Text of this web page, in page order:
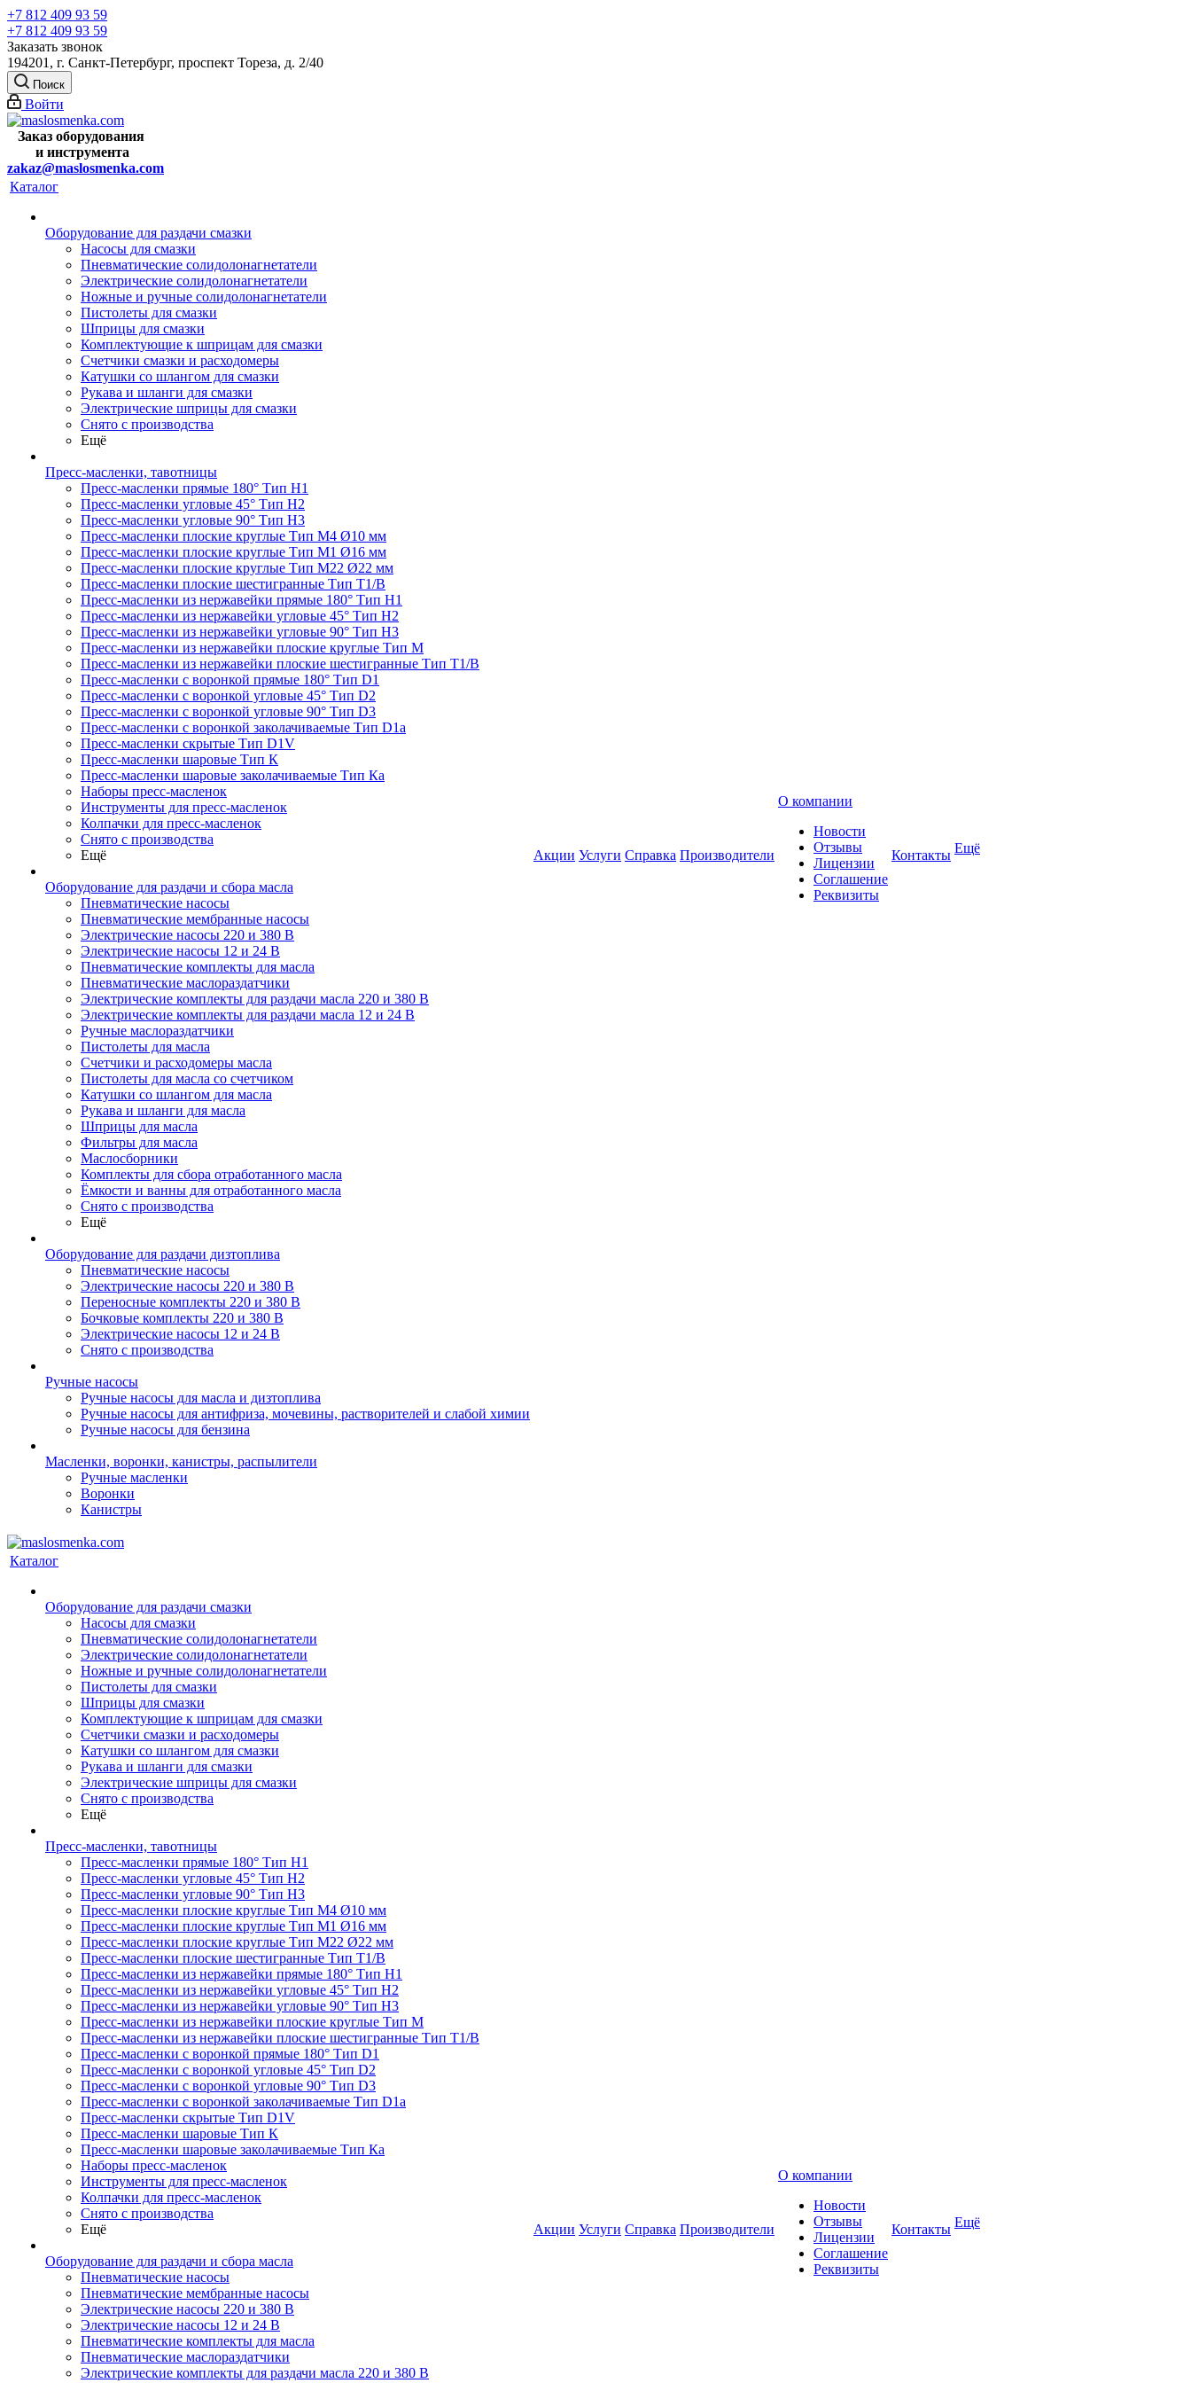
+7 812 409 93 59
+7 812 409 93 59
Заказать звонок
194201, г. Санкт-Петербург, проспект Тореза, д. 2/40
Поиск
Войти
Заказ оборудования
и инструмента
zakaz@maslosmenka.com
Каталог
Оборудование для раздачи смазки
Насосы для смазки
Пневматические солидолонагнетатели
Электрические солидолонагнетатели
Ножные и ручные солидолонагнетатели
Пистолеты для смазки
Шприцы для смазки
Комплектующие к шприцам для смазки
Счетчики смазки и расходомеры
Катушки со шлангом для смазки
Рукава и шланги для смазки
Электрические шприцы для смазки
Снято с производства
Ещё
Пресс-масленки, тавотницы
Пресс-масленки прямые 180° Тип H1
Пресс-масленки угловые 45° Тип H2
Пресс-масленки угловые 90° Тип H3
Пресс-масленки плоские круглые Тип M4 Ø10 мм
Пресс-масленки плоские круглые Тип M1 Ø16 мм
Пресс-масленки плоские круглые Тип M22 Ø22 мм
Пресс-масленки плоские шестигранные Тип T1/B
Пресс-масленки из нержавейки прямые 180° Тип H1
Пресс-масленки из нержавейки угловые 45° Тип H2
Пресс-масленки из нержавейки угловые 90° Тип H3
Пресс-масленки из нержавейки плоские круглые Тип M
Пресс-масленки из нержавейки плоские шестигранные Тип T1/B
Пресс-масленки с воронкой прямые 180° Тип D1
Пресс-масленки с воронкой угловые 45° Тип D2
Пресс-масленки с воронкой угловые 90° Тип D3
Пресс-масленки с воронкой заколачиваемые Тип D1a
Пресс-масленки скрытые Тип D1V
Пресс-масленки шаровые Тип К
Пресс-масленки шаровые заколачиваемые Тип Кa
Наборы пресс-масленок
Инструменты для пресс-масленок
Колпачки для пресс-масленок
Снято с производства
Ещё
Оборудование для раздачи и сбора масла
Пневматические насосы
Пневматические мембранные насосы
Электрические насосы 220 и 380 В
Электрические насосы 12 и 24 В
Пневматические комплекты для масла
Пневматические маслораздатчики
Электрические комплекты для раздачи масла 220 и 380 В
Электрические комплекты для раздачи масла 12 и 24 В
Ручные маслораздатчики
Пистолеты для масла
Счетчики и расходомеры масла
Пистолеты для масла со счетчиком
Катушки со шлангом для масла
Рукава и шланги для масла
Шприцы для масла
Фильтры для масла
Маслосборники
Комплекты для сбора отработанного масла
Ёмкости и ванны для отработанного масла
Снято с производства
Ещё
Оборудование для раздачи дизтоплива
Пневматические насосы
Электрические насосы 220 и 380 В
Переносные комплекты 220 и 380 В
Бочковые комплекты 220 и 380 В
Электрические насосы 12 и 24 В
Снято с производства
Ручные насосы
Ручные насосы для масла и дизтоплива
Ручные насосы для антифриза, мочевины, растворителей и слабой химии
Ручные насосы для бензина
Масленки, воронки, канистры, распылители
Ручные масленки
Воронки
Канистры
Акции Услуги Справка Производители
О компании
Новости
Отзывы
Лицензии
Соглашение
Реквизиты
Контакты Ещё
Каталог
Оборудование для раздачи смазки
Насосы для смазки
Пневматические солидолонагнетатели
Электрические солидолонагнетатели
Ножные и ручные солидолонагнетатели
Пистолеты для смазки
Шприцы для смазки
Комплектующие к шприцам для смазки
Счетчики смазки и расходомеры
Катушки со шлангом для смазки
Рукава и шланги для смазки
Электрические шприцы для смазки
Снято с производства
Ещё
Пресс-масленки, тавотницы
Пресс-масленки прямые 180° Тип H1
Пресс-масленки угловые 45° Тип H2
Пресс-масленки угловые 90° Тип H3
Пресс-масленки плоские круглые Тип M4 Ø10 мм
Пресс-масленки плоские круглые Тип M1 Ø16 мм
Пресс-масленки плоские круглые Тип M22 Ø22 мм
Пресс-масленки плоские шестигранные Тип T1/B
Пресс-масленки из нержавейки прямые 180° Тип H1
Пресс-масленки из нержавейки угловые 45° Тип H2
Пресс-масленки из нержавейки угловые 90° Тип H3
Пресс-масленки из нержавейки плоские круглые Тип M
Пресс-масленки из нержавейки плоские шестигранные Тип T1/B
Пресс-масленки с воронкой прямые 180° Тип D1
Пресс-масленки с воронкой угловые 45° Тип D2
Пресс-масленки с воронкой угловые 90° Тип D3
Пресс-масленки с воронкой заколачиваемые Тип D1a
Пресс-масленки скрытые Тип D1V
Пресс-масленки шаровые Тип К
Пресс-масленки шаровые заколачиваемые Тип Кa
Наборы пресс-масленок
Инструменты для пресс-масленок
Колпачки для пресс-масленок
Снято с производства
Ещё
Оборудование для раздачи и сбора масла
Пневматические насосы
Пневматические мембранные насосы
Электрические насосы 220 и 380 В
Электрические насосы 12 и 24 В
Пневматические комплекты для масла
Пневматические маслораздатчики
Электрические комплекты для раздачи масла 220 и 380 В
Акции Услуги Справка Производители
О компании
Новости
Отзывы
Лицензии
Соглашение
Реквизиты
Контакты Ещё